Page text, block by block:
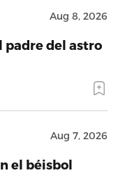
Aug 8, 2026
del astro
Aug 7, 2026
el béisbol